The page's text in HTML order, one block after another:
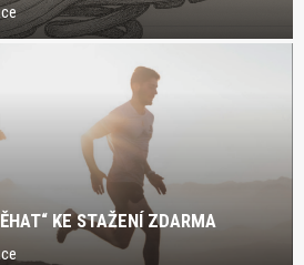
KE STAŽENÍ ZDARMA